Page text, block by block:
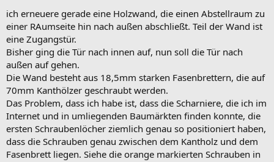
ich erneuere gerade eine Holzwand, die einen Abstellraum zu
einer RAumseite hin nach außen abschließt. Teil der Wand ist
eine Zugangstür.
Bisher ging die Tür nach innen auf, nun soll die Tür nach
außen auf gehen.
Die Wand besteht aus 18,5mm starken Fasenbrettern, die auf
70mm Kanthölzer geschraubt werden.
Das Problem, dass ich habe ist, dass die Scharniere, die ich im
Internet und in umliegenden Baumärkten finden konnte, die
ersten Schraubenlöcher ziemlich genau so positioniert haben,
dass die Schrauben genau zwischen dem Kantholz und dem
Fasenbrett liegen. Siehe die orange markierten Schrauben in